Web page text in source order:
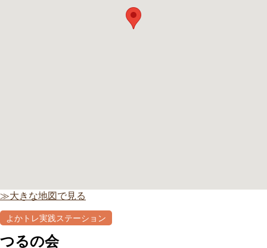
≫大きな地図で見る
よかトレ実践ステーション
つるの会